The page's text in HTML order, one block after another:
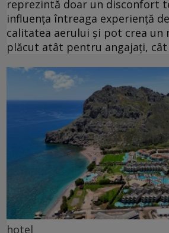
reprezintă doar un disconfort
influența întreaga experiență
calitatea aerului și pot crea un
plăcut atât pentru angajați,
hotel